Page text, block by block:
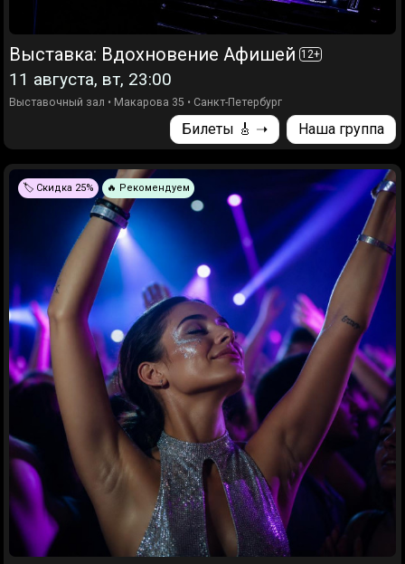
Выставка: Вдохновение Афишей 12+
11 августа, вт, 23:00
Выставочный зал • Макарова 35 • Санкт-Петербург
Билеты 🎸 ➝ Наша группа
🏷️ Скидка 25% 🔥 Рекомендуем